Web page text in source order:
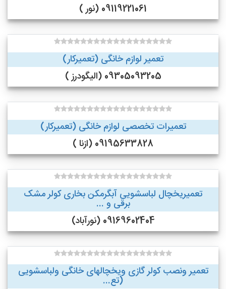
09119221061 (نور )
تعمیر لوازم خانگی (تعمیرکار)
09305093205 (الیگودرز )
تعمیرات تخصصی لوازم خانگی (تعمیرکار)
09195633828 (ازنا )
تعمیریخچال لباسشویی آبگرمکن بخاری کولر مشک
برقی و ...
09169602404 (نورآباد)
تعمیر ونصب کولر گازی ویخچالهای خانگی ولباسشویی
(تع...